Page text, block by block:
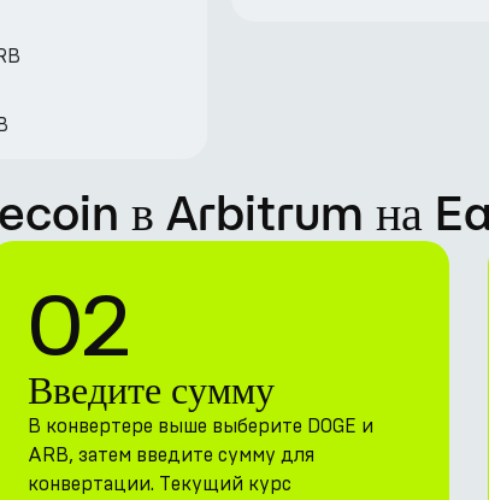
в Arbitrum на
02
Введите сумму
В конвертере выше выберите DOGE и
ARB, затем введите сумму для
конвертации. Текущий курс